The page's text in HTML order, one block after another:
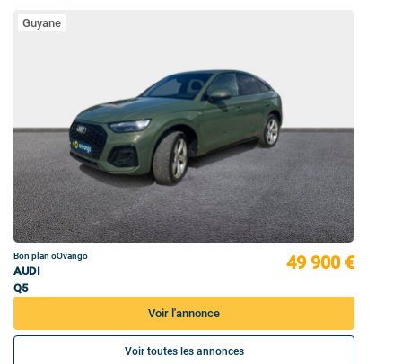
Guyane
Bon plan oOvango
AUDI
Q5
49 900 €
Voir l'annonce
Voir toutes les annonces